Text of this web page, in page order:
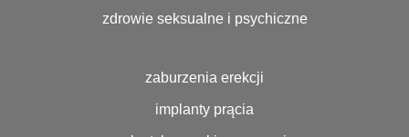
zdrowie seksualne i psychiczne
zaburzenia erekcji
implanty prącia